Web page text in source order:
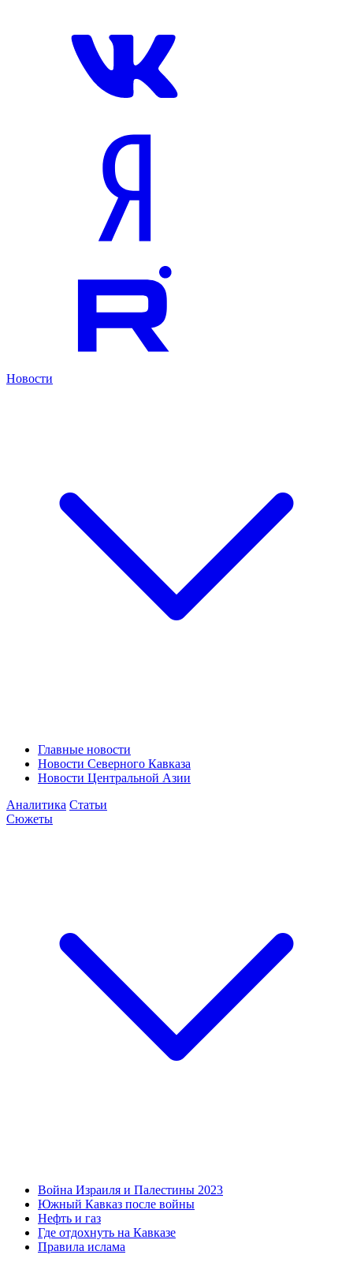
Новости
Главные новости
Новости Северного Кавказа
Новости Центральной Азии
Аналитика Статьи
Сюжеты
Война Израиля и Палестины 2023
Южный Кавказ после войны
Нефть и газ
Где отдохнуть на Кавказе
Правила ислама